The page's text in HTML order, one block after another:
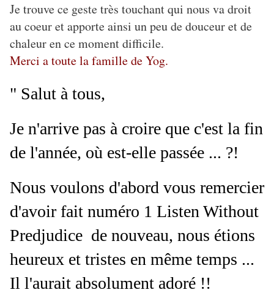
Je trouve ce geste très touchant qui nous va droit
au coeur et apporte ainsi un peu de douceur et de
chaleur en ce moment difficile.
Merci a toute la famille de Yog.
" Salut à tous,
Je n'arrive pas à croire que c'est la fin
de l'année, où est-elle passée ... ?!
Nous voulons d'abord vous remercier
d'avoir fait numéro 1 Listen Without
Predjudice de nouveau, nous étions
heureux et tristes en même temps ...
Il l'aurait absolument adoré !!